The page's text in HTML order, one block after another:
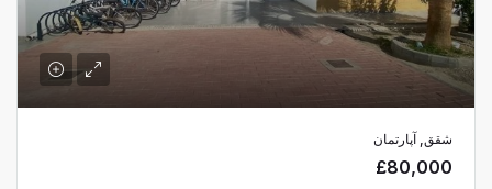
شقق, آپارتمان
£80,000